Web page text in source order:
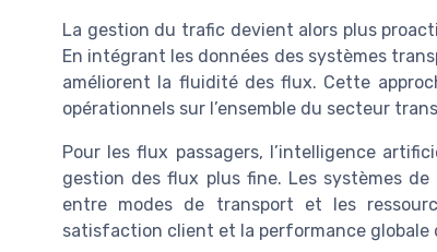
La gestion du trafic devient alors plus
En intégrant les données des systèmes
améliorent la fluidité des flux. Cette
opérationnels sur l’ensemble du secteur
Pour les flux passagers, l’intelligence
gestion des flux plus fine. Les systèmes
entre modes de transport et les
satisfaction client et la performance globale